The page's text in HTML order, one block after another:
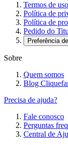
Termos de uso
Política de
Política de
Pedido do
Preferência
Sobre
Quem somos
Blog
Precisa de ajuda?
Fale conosco
Perguntas
Central de